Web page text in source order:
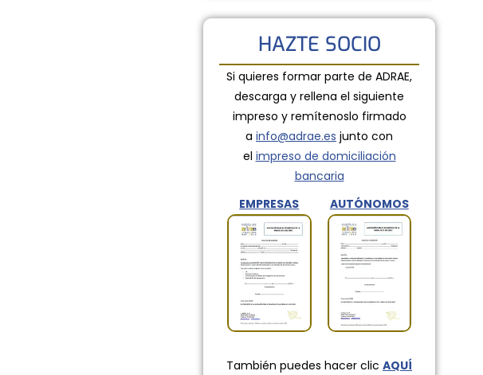
HAZTE SOCIO
Si quieres formar parte de ADRAE,
descarga y rellena el siguiente
impreso y remítenoslo firmado
a info@adrae.es junto con
el impreso de domiciliación
bancaria
EMPRESAS
AUTÓNOMOS
También puedes hacer clic AQUÍ